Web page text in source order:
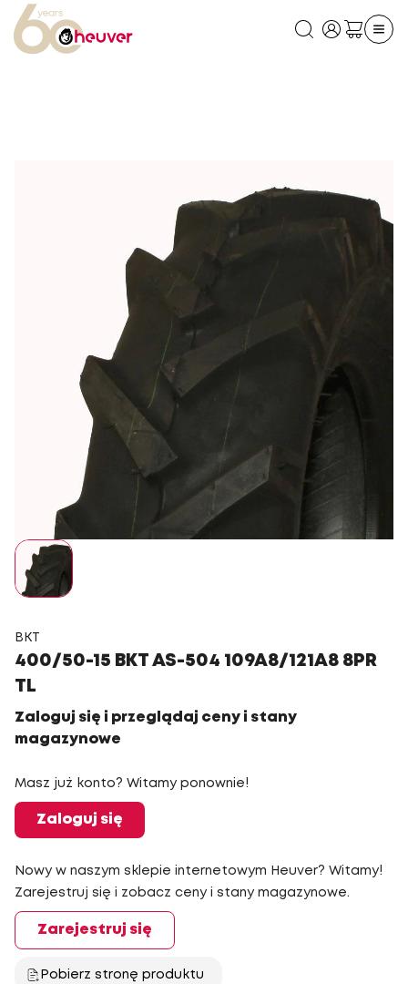
BKT
400/50-15 BKT AS-504 109A8/121A8 8PR
TL
Zaloguj się i przeglądaj ceny i stany
magazynowe
Masz już konto? Witamy ponownie!
Zaloguj się
Nowy w naszym sklepie internetowym Heuver? Witamy!
Zarejestruj się i zobacz ceny i stany magazynowe.
Zarejestruj się
Pobierz stronę produktu